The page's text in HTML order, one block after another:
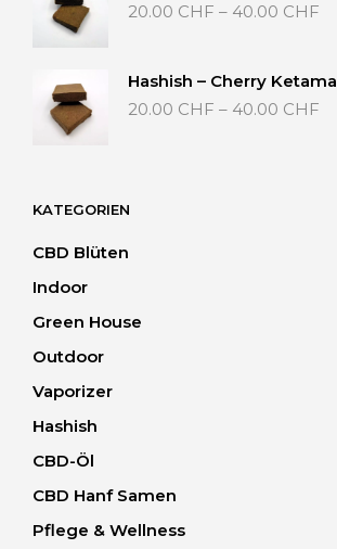
20.00 CHF – 40.00 CHF
Hashish – Cherry Ketama
20.00 CHF – 40.00 CHF
KATEGORIEN
CBD Blüten
Indoor
Green House
Outdoor
Vaporizer
Hashish
CBD-Öl
CBD Hanf Samen
Pflege & Wellness